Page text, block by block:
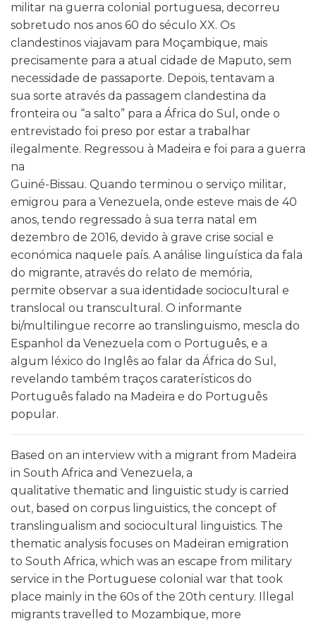
militar na guerra colonial portuguesa, decorreu
sobretudo nos anos 60 do século XX. Os
clandestinos viajavam para Moçambique, mais
precisamente para a atual cidade de Maputo, sem
necessidade de passaporte. Depois, tentavam a
sua sorte através da passagem clandestina da
fronteira ou “a salto” para a África do Sul, onde o
entrevistado foi preso por estar a trabalhar
ilegalmente. Regressou à Madeira e foi para a guerra
na
Guiné-Bissau. Quando terminou o serviço militar,
emigrou para a Venezuela, onde esteve mais de 40
anos, tendo regressado à sua terra natal em
dezembro de 2016, devido à grave crise social e
económica naquele país. A análise linguística da fala
do migrante, através do relato de memória,
permite observar a sua identidade sociocultural e
translocal ou transcultural. O informante
bi/multilingue recorre ao translinguismo, mescla do
Espanhol da Venezuela com o Português, e a
algum léxico do Inglês ao falar da África do Sul,
revelando também traços caraterísticos do
Português falado na Madeira e do Português
popular.
Based on an interview with a migrant from Madeira
in South Africa and Venezuela, a
qualitative thematic and linguistic study is carried
out, based on corpus linguistics, the concept of
translingualism and sociocultural linguistics. The
thematic analysis focuses on Madeiran emigration
to South Africa, which was an escape from military
service in the Portuguese colonial war that took
place mainly in the 60s of the 20th century. Illegal
migrants travelled to Mozambique, more